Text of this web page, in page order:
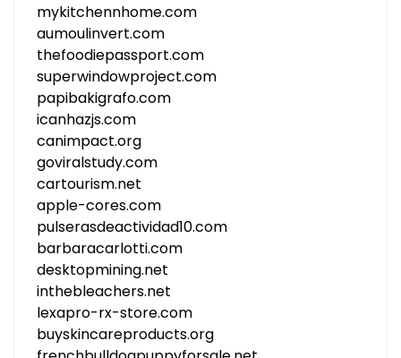
mykitchennhome.com
aumoulinvert.com
thefoodiepassport.com
superwindowproject.com
papibakigrafo.com
icanhazjs.com
canimpact.org
goviralstudy.com
cartourism.net
apple-cores.com
pulserasdeactividad10.com
barbaracarlotti.com
desktopmining.net
inthebleachers.net
lexapro-rx-store.com
buyskincareproducts.org